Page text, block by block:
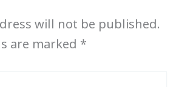
will not be published.
are marked *